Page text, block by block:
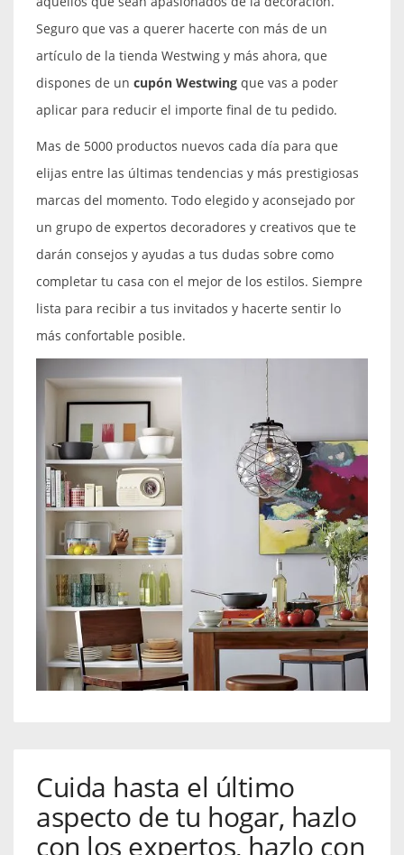
Seguro que vas a querer hacerte con más de un
artículo de la tienda Westwing y más ahora, que
dispones de un cupón Westwing que vas a poder
aplicar para reducir el importe final de tu pedido.
Mas de 5000 productos nuevos cada día para que
elijas entre las últimas tendencias y más prestigiosas
marcas del momento. Todo elegido y aconsejado por
un grupo de expertos decoradores y creativos que te
darán consejos y ayudas a tus dudas sobre como
completar tu casa con el mejor de los estilos. Siempre
lista para recibir a tus invitados y hacerte sentir lo
más confortable posible.
Cuida hasta el último
aspecto de tu hogar, hazlo
con los expertos, hazlo con